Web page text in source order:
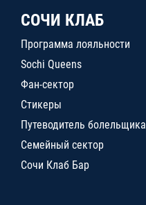
СОЧИ КЛАБ
Программа лояльности
Sochi Queens
Фан-сектор
Стикеры
Путеводитель болельщика
Семейный сектор
Сочи Клаб Бар